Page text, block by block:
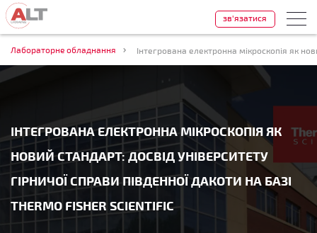
Лабораторне обладнання
ІНТЕГРОВАНА ЕЛЕКТРОННА МІКРОСКОПІЯ ЯК
НОВИЙ СТАНДАРТ: ДОСВІД УНІВЕРСИТЕТУ
ГІРНИЧОЇ СПРАВИ ПІВДЕННОЇ ДАКОТИ НА БАЗІ
THERMO FISHER SCIENTIFIC
зв'язатися